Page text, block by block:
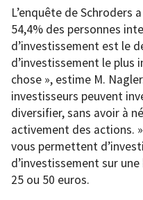
L’enquête de Schroders
54,4% des personnes
d’investissement est le
d’investissement le plus
chose », estime M.
investisseurs peuvent
diversifier, sans avoir à
activement des actions.
vous permettent
d’investissement sur
25 ou 50 euros.